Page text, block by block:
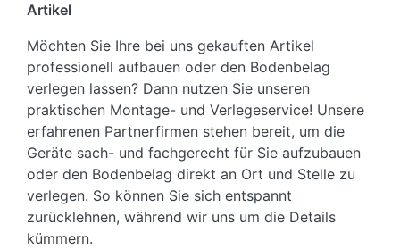
Artikel
Möchten Sie Ihre bei uns gekauften Artikel
professionell aufbauen oder den Bodenbelag
verlegen lassen? Dann nutzen Sie unseren
praktischen Montage- und Verlegeservice! Unsere
erfahrenen Partnerfirmen stehen bereit, um die
Geräte sach- und fachgerecht für Sie aufzubauen
oder den Bodenbelag direkt an Ort und Stelle zu
verlegen. So können Sie sich entspannt
zurücklehnen, während wir uns um die Details
kümmern.